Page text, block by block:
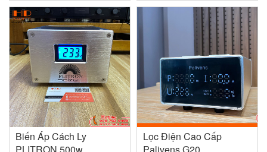
Biến Áp Cách Ly
Lọc Điện Cao Cấp